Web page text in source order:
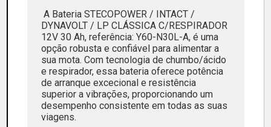
A Bateria STECOPOWER / INTACT /
DYNAVOLT / LP CLÁSSICA C/RESPIRADOR
12V 30 Ah, referência: Y60-N30L-A, é uma
opção robusta e confiável para alimentar a
sua mota. Com tecnologia de chumbo/ácido
e respirador, essa bateria oferece potência
de arranque excecional e resistência
superior a vibrações, proporcionando um
desempenho consistente em todas as suas
viagens.